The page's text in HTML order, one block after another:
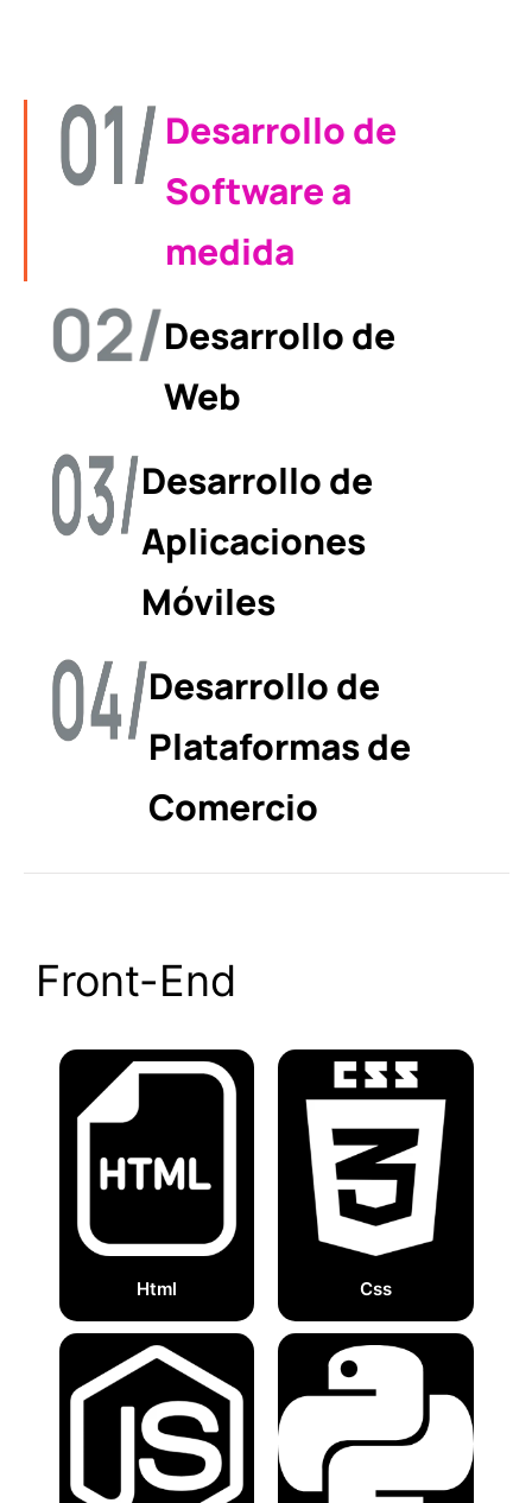
Desarrollo de
Software a
medida
Desarrollo de
Web
Desarrollo de
Aplicaciones
Móviles
Desarrollo de
Plataformas de
Comercio
Front-End
Html Css